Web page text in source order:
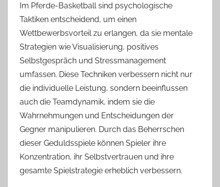
Im Pferde-Basketball sind psychologische
Taktiken entscheidend, um einen
Wettbewerbsvorteil zu erlangen, da sie mentale
Strategien wie Visualisierung, positives
Selbstgespräch und Stressmanagement
umfassen. Diese Techniken verbessern nicht nur
die individuelle Leistung, sondern beeinflussen
auch die Teamdynamik, indem sie die
Wahrnehmungen und Entscheidungen der
Gegner manipulieren. Durch das Beherrschen
dieser Geduldsspiele können Spieler ihre
Konzentration, ihr Selbstvertrauen und ihre
gesamte Spielstrategie erheblich verbessern.